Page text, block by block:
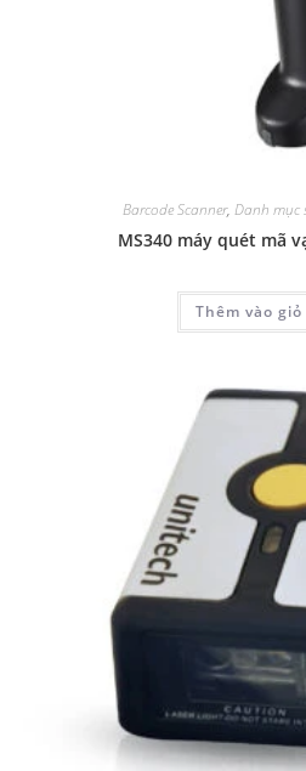
Barcode Scanner, Danh mục
MS340 máy quét mã
Thêm vào